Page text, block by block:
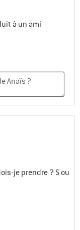
à un ami
je prendre ? S ou